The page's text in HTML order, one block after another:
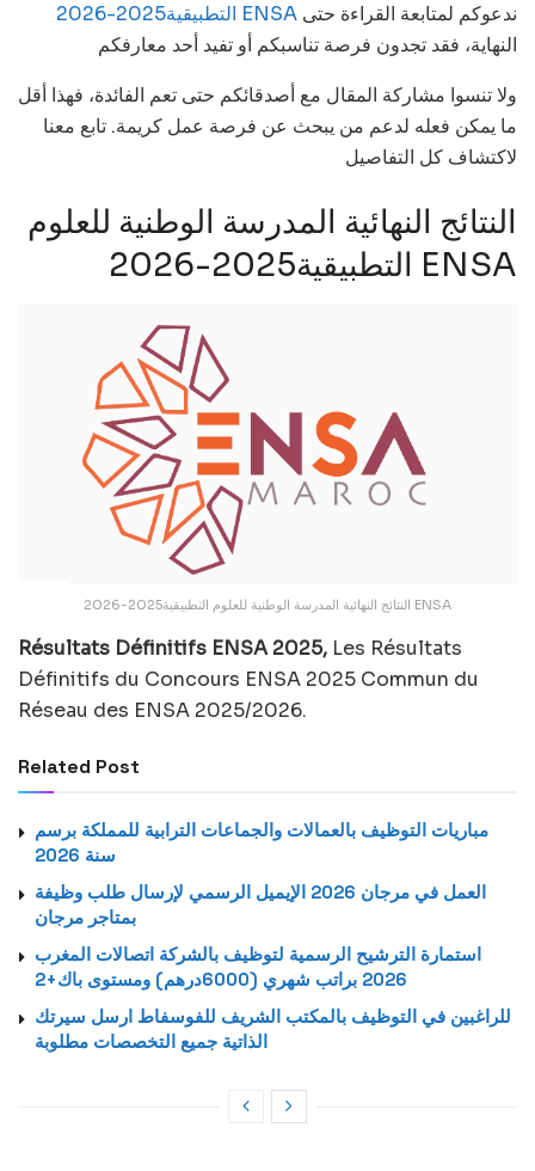
التطبيقية2025-2026 ENSA
النهاية، فقد تجدون فرصة تناسبكم أو تفيد أحد معارفكم
ولا تنسوا مشاركة المقال مع أصدقائكم حتى تعم الفائدة، فهذا أقل
ما يمكن فعله لدعم من يبحث عن فرصة عمل كريمة. تابع معنا
لاكتشاف كل التفاصيل
النتائج النهائية المدرسة الوطنية للعلوم
التطبيقية2025-2026 ENSA
النتائج النهائية المدرسة الوطنية للعلوم التطبيقية2025-2026 ENSA
Résultats Définitifs ENSA 2025, Les Résultats
Définitifs du Concours ENSA 2025 Commun du
Réseau des ENSA 2025/2026.
Related Post
مباريات التوظيف بالعمالات والجماعات الترابية للمملكة برسم
سنة 2026
العمل في مرجان 2026 الإيميل الرسمي لإرسال طلب وظيفة
بمتاجر مرجان
استمارة الترشيح الرسمية لتوظيف بالشركة اتصالات المغرب
2026 براتب شهري (6000درهم) ومستوى باك+2
للراغبين في التوظيف بالمكتب الشريف للفوسفاط ارسل سيرتك
الذاتية جميع التخصصات مطلوبة